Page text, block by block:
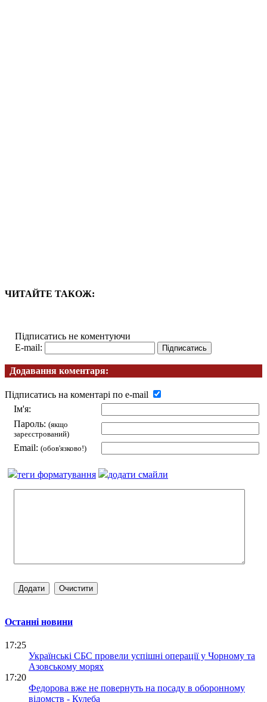
ЧИТАЙТЕ ТАКОЖ:
Підписатись не коментуючи
E-mail:
Додавання коментаря:
Підписатись на коментарі по e-mail
Ім'я:
Пароль: (якщо
зареєстрований)
Email: (обов'язково!)
теги форматування додати смайли
Останні новини
17:25
Українські СБС провели успішні операції у Чорному та
Азовському морях
17:20
Федорова вже не повернуть на посаду в оборонному
відомств - Кулеба